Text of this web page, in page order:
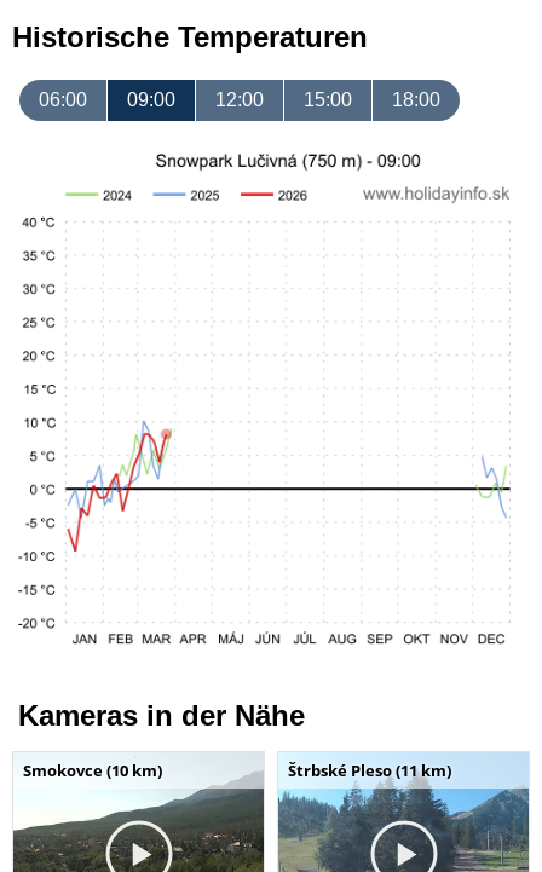
Historische Temperaturen
06:00 09:00 12:00 15:00 18:00
Kameras in der Nähe
Smokovce (10 km) Štrbské Pleso (11 km)